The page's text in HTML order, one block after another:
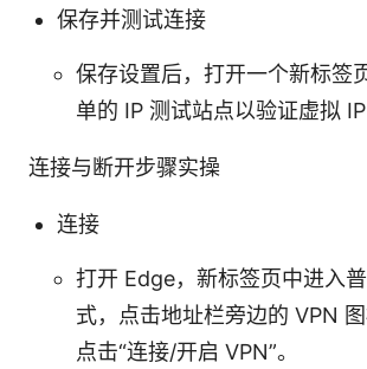
保存并测试连接
保存设置后，打开一个新标签
单的 IP 测试站点以验证虚拟 IP
连接与断开步骤实操
连接
打开 Edge，新标签页中进入
式，点击地址栏旁边的 VPN
点击“连接/开启 VPN”。